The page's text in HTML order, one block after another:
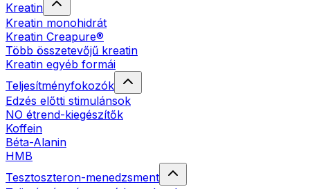
Kreatin
Kreatin monohidrát
Kreatin Creapure®
Több összetevőjű kreatin
Kreatin egyéb formái
Teljesítményfokozók
Edzés előtti stimulánsok
NO étrend-kiegészítők
Koffein
Béta-Alanin
HMB
Tesztoszteron-menedzsment